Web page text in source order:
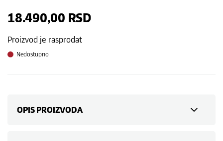
18.490,00 RSD
Proizvod je rasprodat
Nedostupno
OPIS PROIZVODA